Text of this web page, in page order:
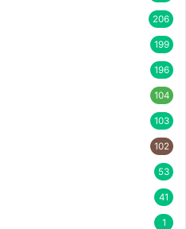
206
199
196
104
103
102
53
41
1